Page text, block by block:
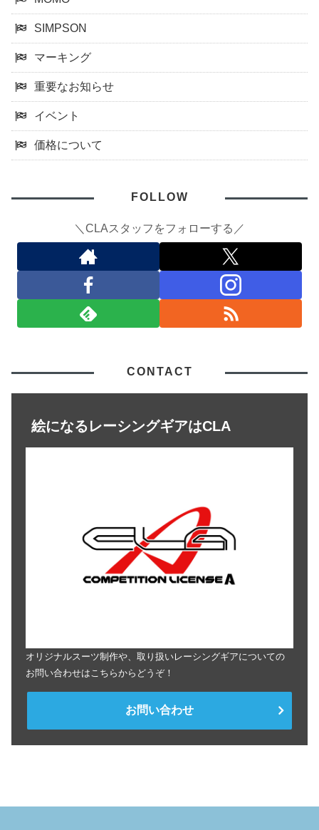
SIMPSON
マーキング
重要なお知らせ
イベント
価格について
FOLLOW
＼CLAスタッフをフォローする／
CONTACT
絵になるレーシングギアはCLA
オリジナルスーツ制作や、取り扱いレーシングギアについての
お問い合わせはこちらからどうぞ！
お問い合わせ